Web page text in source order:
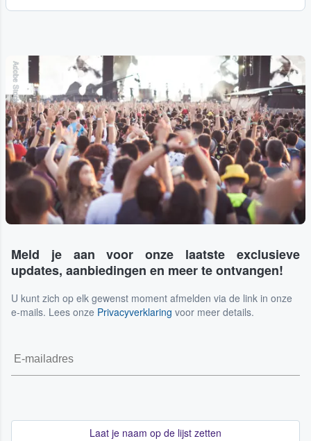
Adobe Stock
Meld je aan voor onze laatste exclusieve
updates, aanbiedingen en meer te ontvangen!
U kunt zich op elk gewenst moment afmelden via de link in onze
e-mails. Lees onze Privacyverklaring voor meer details.
Laat je naam op de lijst zetten